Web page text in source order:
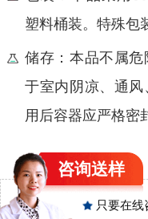
塑料桶装。特殊包
储存：本品不属
于室内阴凉、通
用后容器应严格密
咨询送样
只要在